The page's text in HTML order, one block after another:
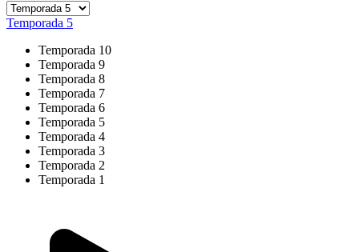
Temporada 5
Temporada 10
Temporada 9
Temporada 8
Temporada 7
Temporada 6
Temporada 5
Temporada 4
Temporada 3
Temporada 2
Temporada 1